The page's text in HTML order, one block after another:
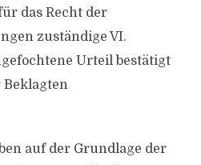
das Recht der
zuständige VI.
Urteil bestätigt
Beklagten
auf der Grundlage der